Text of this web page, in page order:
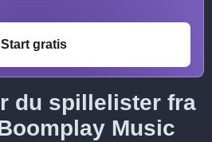
Start gratis
du spillelister fra
Music